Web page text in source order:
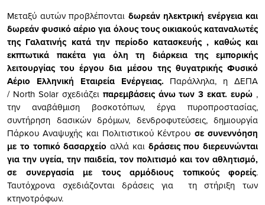
Μεταξύ αυτών προβλέπονται δωρεάν ηλεκτρική ενέργεια και
δωρεάν φυσικό αέριο για όλους τους οικιακούς καταναλωτές
της Γαλατινής κατά την περίοδο κατασκευής , καθώς και
εκπτωτικά πακέτα για όλη τη διάρκεια της εμπορικής
λειτουργίας του έργου δια μέσου της θυγατρικής Φυσικό
Αέριο Ελληνική Εταιρεία Ενέργειας. Παράλληλα, η ΔΕΠΑ
/ North Solar σχεδιάζει παρεμβάσεις άνω των 3 εκατ. ευρώ ,
την αναβάθμιση βοσκοτόπων, έργα πυροπροστασίας,
συντήρηση δασικών δρόμων, δενδροφυτεύσεις, δημιουργία
Πάρκου Αναψυχής και Πολιτιστικού Κέντρου σε συνεννόηση
με το τοπικό δασαρχείο αλλά και δράσεις που διερευνώνται
για την υγεία, την παιδεία, τον πολιτισμό και τον αθλητισμό,
σε συνεργασία με τους αρμόδιους τοπικούς φορείς.
Ταυτόχρονα σχεδιάζονται δράσεις για τη στήριξη των
κτηνοτρόφων.